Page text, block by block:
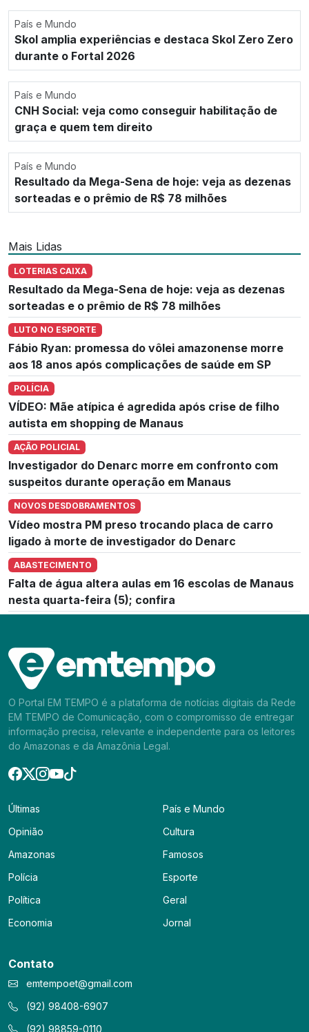
País e Mundo
Skol amplia experiências e destaca Skol Zero Zero
durante o Fortal 2026
País e Mundo
CNH Social: veja como conseguir habilitação de
graça e quem tem direito
País e Mundo
Resultado da Mega-Sena de hoje: veja as dezenas
sorteadas e o prêmio de R$ 78 milhões
Mais Lidas
LOTERIAS CAIXA
Resultado da Mega-Sena de hoje: veja as dezenas
sorteadas e o prêmio de R$ 78 milhões
LUTO NO ESPORTE
Fábio Ryan: promessa do vôlei amazonense morre
aos 18 anos após complicações de saúde em SP
POLÍCIA
VÍDEO: Mãe atípica é agredida após crise de filho
autista em shopping de Manaus
AÇÃO POLICIAL
Investigador do Denarc morre em confronto com
suspeitos durante operação em Manaus
NOVOS DESDOBRAMENTOS
Vídeo mostra PM preso trocando placa de carro
ligado à morte de investigador do Denarc
ABASTECIMENTO
Falta de água altera aulas em 16 escolas de Manaus
nesta quarta-feira (5); confira
O Portal EM TEMPO é a plataforma de notícias digitais da Rede
EM TEMPO de Comunicação, com o compromisso de entregar
informação precisa, relevante e independente para os leitores
do Amazonas e da Amazônia Legal.
Últimas
Opinião
Amazonas
Polícia
Política
Economia
País e Mundo
Cultura
Famosos
Esporte
Geral
Jornal
Contato
emtempoet@gmail.com
(92) 98408-6907
(92) 98859-0110